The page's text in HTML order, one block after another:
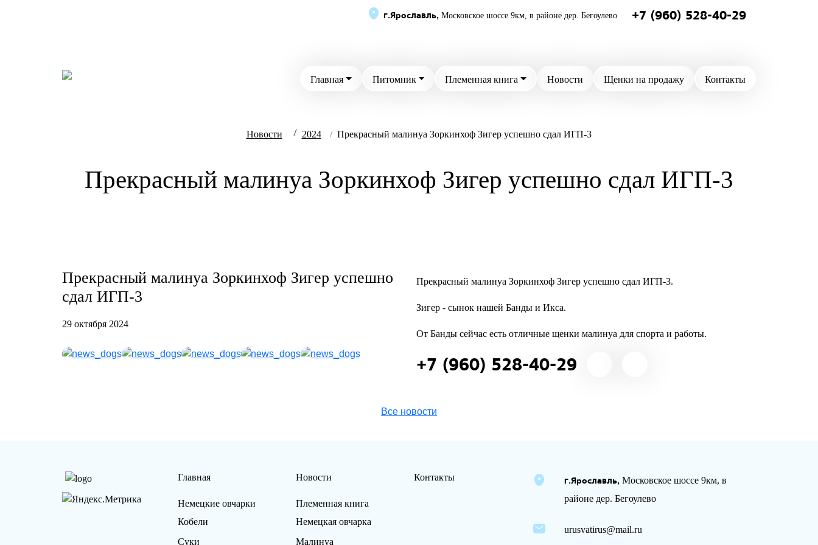
г.Ярославль, Московское шоссе 9км, в районе дер. Бегоулево +7 (960) 528-40-29
Главная Питомник Племенная книга Новости Щенки на продажу Контакты
Новости 2024/ Прекрасный малинуа Зоркинхоф Зигер успешно сдал ИГП-3
Прекрасный малинуа Зоркинхоф Зигер успешно сдал ИГП-3
Прекрасный малинуа Зоркинхоф Зигер успешно
сдал ИГП-3
29 октября 2024
Прекрасный малинуа Зоркинхоф Зигер успешно сдал ИГП-3.
Зигер - сынок нашей Банды и Икса.
От Банды сейчас есть отличные щенки малинуа для спорта и работы.
+7 (960) 528-40-29
Все новости
Главная
Немецкие овчарки
Кобели
Суки
Новости
Племенная книга
Немецкая овчарка
Малинуа
Контакты г.Ярославль, Московское шоссе 9км, в
районе дер. Бегоулево
urusvatirus@mail.ru